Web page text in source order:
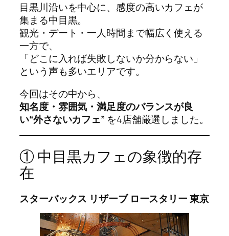
目黒川沿いを中心に、感度の高いカフェが
集まる中目黒。
観光・デート・一人時間まで幅広く使える
一方で、
「どこに入れば失敗しないか分からない」
という声も多いエリアです。
今回はその中から、
知名度・雰囲気・満足度のバランスが良
い“外さないカフェ” を4店舗厳選しました。
① 中目黒カフェの象徴的存
在
スターバックス リザーブ ロースタリー 東京